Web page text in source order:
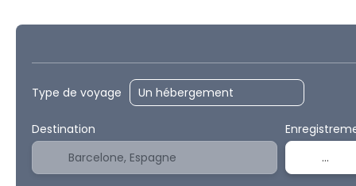
Type de voyage
Destination